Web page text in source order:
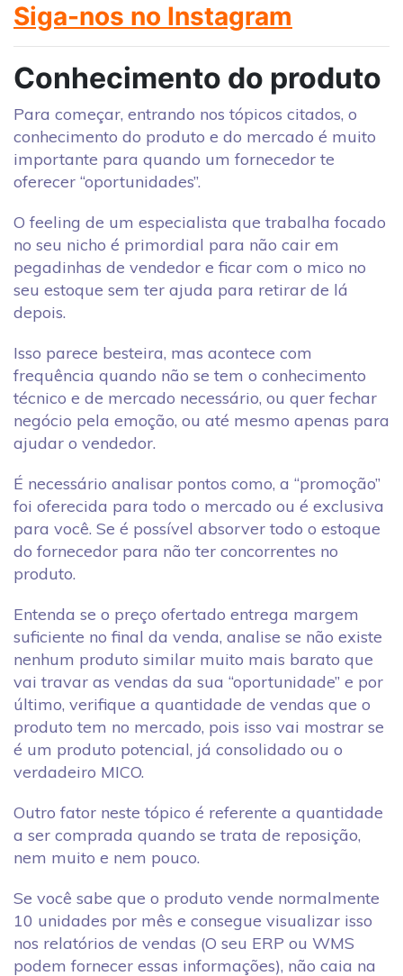
Siga-nos no Instagram
Conhecimento do produto
Para começar, entrando nos tópicos citados, o
conhecimento do produto e do mercado é muito
importante para quando um fornecedor te
oferecer “oportunidades”.
O feeling de um especialista que trabalha focado
no seu nicho é primordial para não cair em
pegadinhas de vendedor e ficar com o mico no
seu estoque sem ter ajuda para retirar de lá
depois.
Isso parece besteira, mas acontece com
frequência quando não se tem o conhecimento
técnico e de mercado necessário, ou quer fechar
negócio pela emoção, ou até mesmo apenas para
ajudar o vendedor.
É necessário analisar pontos como, a “promoção”
foi oferecida para todo o mercado ou é exclusiva
para você. Se é possível absorver todo o estoque
do fornecedor para não ter concorrentes no
produto.
Entenda se o preço ofertado entrega margem
suficiente no final da venda, analise se não existe
nenhum produto similar muito mais barato que
vai travar as vendas da sua “oportunidade” e por
último, verifique a quantidade de vendas que o
produto tem no mercado, pois isso vai mostrar se
é um produto potencial, já consolidado ou o
verdadeiro MICO.
Outro fator neste tópico é referente a quantidade
a ser comprada quando se trata de reposição,
nem muito e nem pouco.
Se você sabe que o produto vende normalmente
10 unidades por mês e consegue visualizar isso
nos relatórios de vendas (O seu ERP ou WMS
podem fornecer essas informações), não caia na